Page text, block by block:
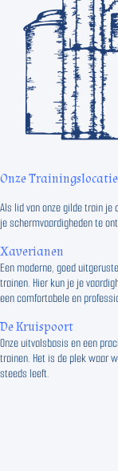
Onze
Als lid van onze gilde train
je schermvaardigheden te
Xaverianen
Een moderne, goed
trainen. Hier kun je je
een comfortabele en
De Kruispoort
Onze uitvalsbasis en een
trainen. Het is de plek waar
steeds leeft.